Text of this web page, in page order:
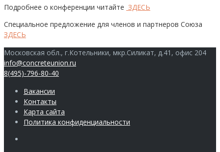
Подробнее о конференции читайте ЗДЕСЬ
Специальное предложение для членов и партнеров Союза
ЗДЕСЬ
Московская обл., г.Котельники, мкр.Силикат, д.41, офис 204
info@concreteunion.ru
8(495)-796-80-40
Вакансии
Контакты
Карта сайта
Политика конфиденциальности